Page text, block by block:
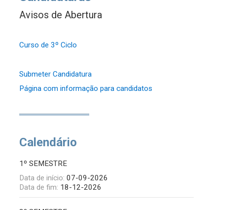
Avisos de Abertura
Curso de 3º Ciclo
Submeter Candidatura
Página com informação para candidatos
Calendário
1º SEMESTRE
Data de início: 07-09-2026
Data de fim: 18-12-2026